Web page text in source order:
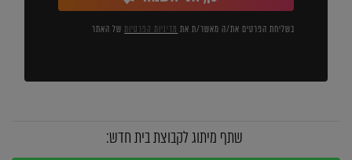
בשליחת הפרטים את/ה מאשר/ת את מדיניות הפרטיותשל האתר
שתף מיתוג לקבוצת בית חדש: